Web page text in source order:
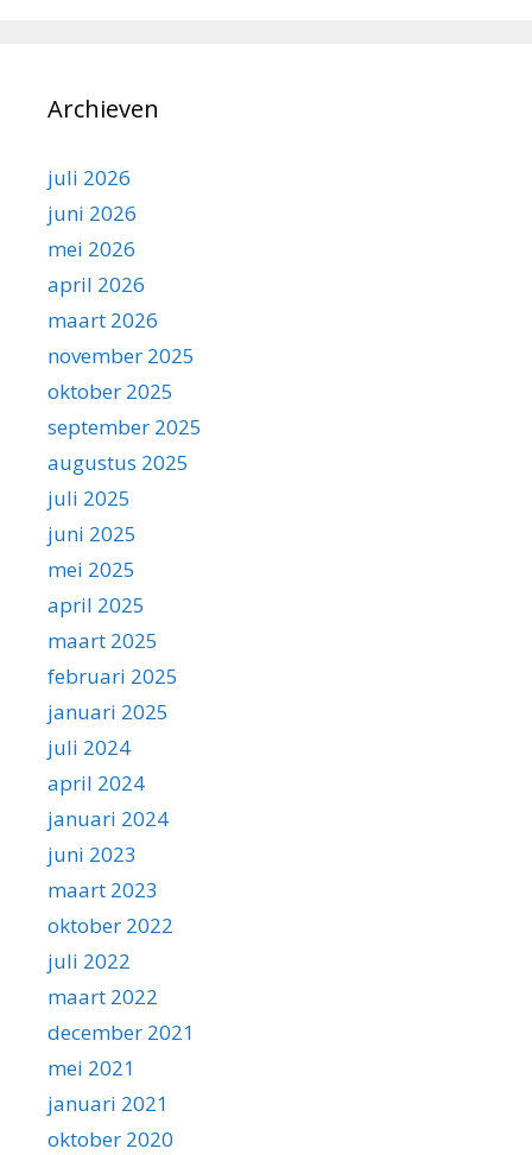
Archieven
juli 2026
juni 2026
mei 2026
april 2026
maart 2026
november 2025
oktober 2025
september 2025
augustus 2025
juli 2025
juni 2025
mei 2025
april 2025
maart 2025
februari 2025
januari 2025
juli 2024
april 2024
januari 2024
juni 2023
maart 2023
oktober 2022
juli 2022
maart 2022
december 2021
mei 2021
januari 2021
oktober 2020